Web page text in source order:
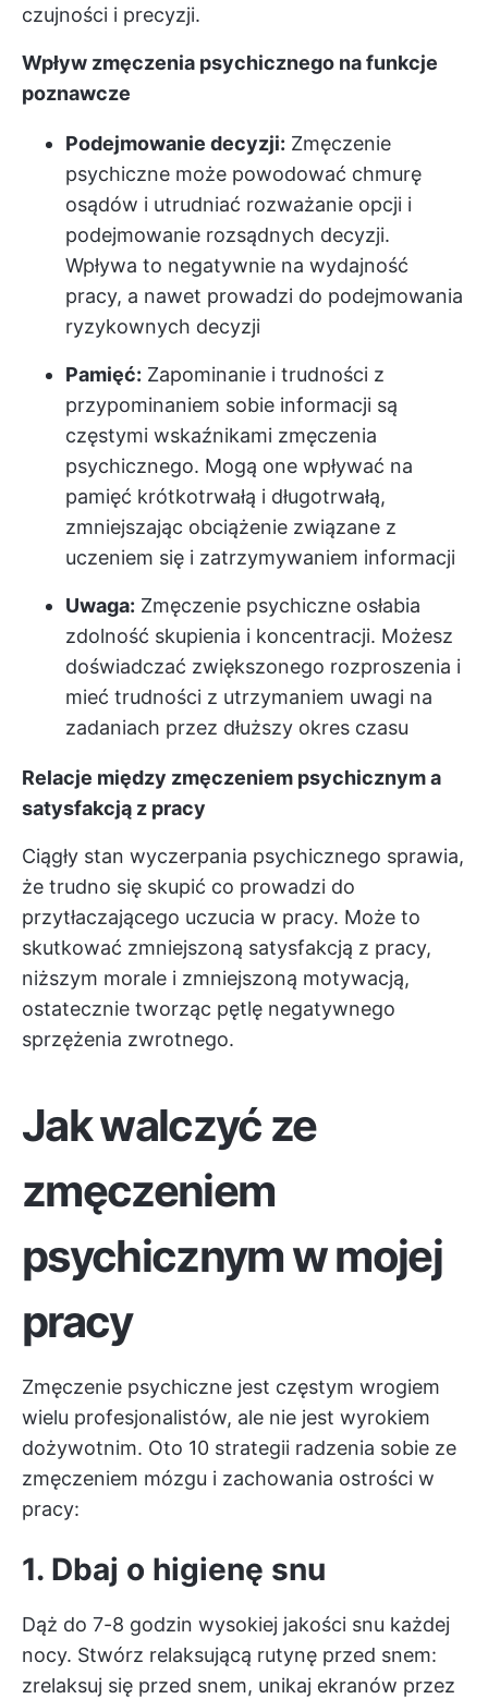
czujności i precyzji.
Wpływ zmęczenia psychicznego na funkcje
poznawcze
Podejmowanie decyzji: Zmęczenie
psychiczne może powodować chmurę
osądów i utrudniać rozważanie opcji i
podejmowanie rozsądnych decyzji.
Wpływa to negatywnie na wydajność
pracy, a nawet prowadzi do podejmowania
ryzykownych decyzji
Pamięć: Zapominanie i trudności z
przypominaniem sobie informacji są
częstymi wskaźnikami zmęczenia
psychicznego. Mogą one wpływać na
pamięć krótkotrwałą i długotrwałą,
zmniejszając obciążenie związane z
uczeniem się i zatrzymywaniem informacji
Uwaga: Zmęczenie psychiczne osłabia
zdolność skupienia i koncentracji. Możesz
doświadczać zwiększonego rozproszenia i
mieć trudności z utrzymaniem uwagi na
zadaniach przez dłuższy okres czasu
Relacje między zmęczeniem psychicznym a
satysfakcją z pracy
Ciągły stan wyczerpania psychicznego sprawia,
że trudno się skupić co prowadzi do
przytłaczającego uczucia w pracy. Może to
skutkować zmniejszoną satysfakcją z pracy,
niższym morale i zmniejszoną motywacją,
ostatecznie tworząc pętlę negatywnego
sprzężenia zwrotnego.
Jak walczyć ze
zmęczeniem
psychicznym w mojej
pracy
Zmęczenie psychiczne jest częstym wrogiem
wielu profesjonalistów, ale nie jest wyrokiem
dożywotnim. Oto 10 strategii radzenia sobie ze
zmęczeniem mózgu i zachowania ostrości w
pracy:
1. Dbaj o higienę snu
Dąż do 7-8 godzin wysokiej jakości snu każdej
nocy. Stwórz relaksującą rutynę przed snem:
zrelaksuj się przed snem, unikaj ekranów przez